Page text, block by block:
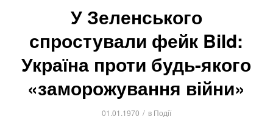
У Зеленського
спростували фейк Bild:
Україна проти будь-якого
«заморожування війни»
01.01.1970 / в Події